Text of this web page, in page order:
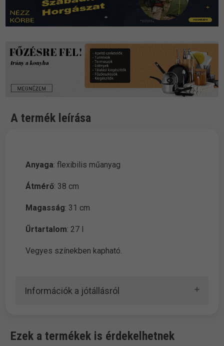
A termék leírása
Anyaga: flexibilis műanyag
Átmérő: 38 cm
Magasság: 31 cm
Űrtartalom: 27 l
Vegyes színekben kapható.
Információk a jótállásról
Ezek a termékek is érdekelhetnek